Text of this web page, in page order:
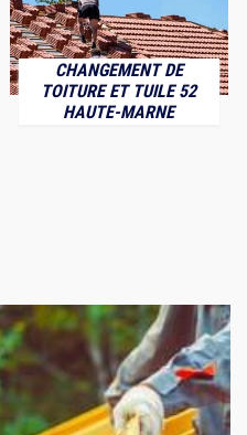
CHANGEMENT DE
TOITURE ET TUILE 52
HAUTE-MARNE